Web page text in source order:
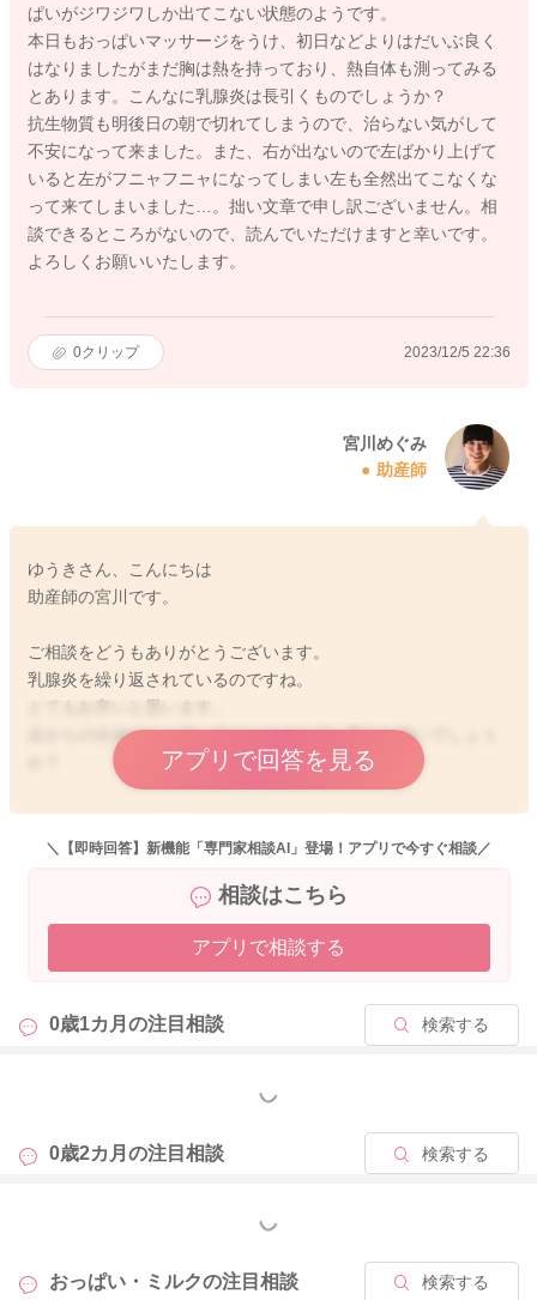
ぱいがジワジワしか出てこない状態のようです。
本日もおっぱいマッサージをうけ、初日などよりはだいぶ良く
はなりましたがまだ胸は熱を持っており、熱自体も測ってみる
とあります。こんなに乳腺炎は長引くものでしょうか？
抗生物質も明後日の朝で切れてしまうので、治らない気がして
不安になって来ました。また、右が出ないので左ばかり上げて
いると左がフニャフニャになってしまい左も全然出てこなくな
って来てしまいました…。拙い文章で申し訳ございません。相
談できるところがないので、読んでいただけますと幸いです。
よろしくお願いいたします。
0クリップ 2023/12/5 22:36
宮川めぐみ
助産師
ゆうきさん、こんにちは
助産師の宮川です。
ご相談をどうもありがとうございます。
乳腺炎を繰り返されているのですね。
とてもお辛いと思います。
左からの分泌がへっているということで、痛みも強いでしょう
乳頭が真っ白になっているということで、腺がもともと細いこ
ともあるでしょうか？
いただき、巡りが良くなるようにされるのはどうかと思いまし
た。
ゆうきさんのお食事をお粥、蒸し野菜にしてみてください。
そうするとおっぱいの質が変わると思います。
またごぼう茶を飲まれてみたりするのもいいかと思います。
た。
お子さんに飲んでもらうだけでは、追いつかないことはないか
どうぞよろしくお願いします。
アプリで回答を見る
＼【即時回答】新機能「専門家相談AI」登場！アプリで今すぐ相談／
相談はこちら
アプリで相談する
0歳1カ月の注目相談 検索する
もっと見る
0歳2カ月の注目相談 検索する
もっと見る
おっぱい・ミルクの注目相談 検索する